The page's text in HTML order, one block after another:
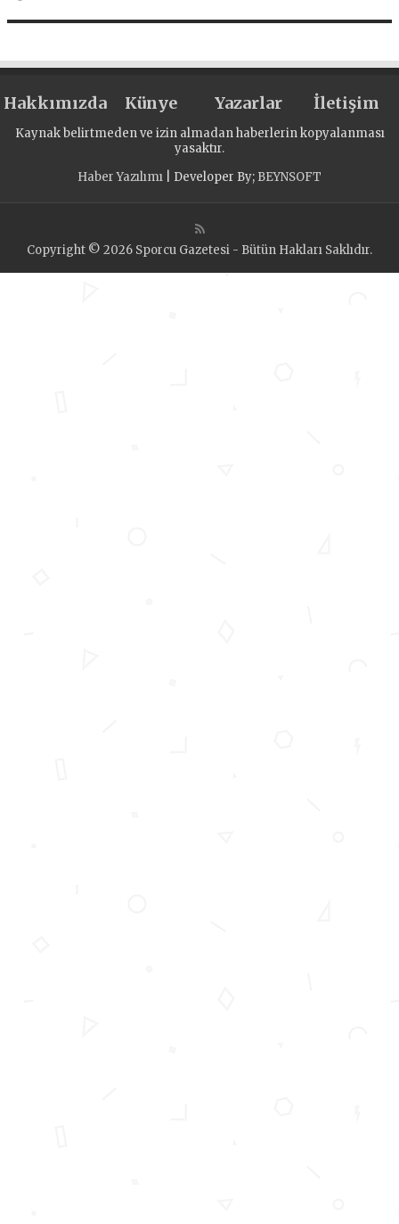
Hakkımızda Künye Yazarlar İletişim
Kaynak belirtmeden ve izin almadan haberlerin kopyalanması
yasaktır.
Haber Yazılımı | Developer By; BEYNSOFT
Copyright © 2026 Sporcu Gazetesi - Bütün Hakları Saklıdır.